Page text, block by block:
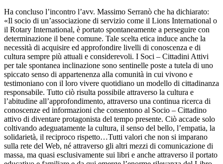
Ha concluso l’incontro l’avv. Massimo Serranò che ha dichiarato:
«Il socio di un’associazione di servizio come il Lions International o
il Rotary International, è portato spontaneamente a perseguire con
determinazione il bene comune. Tale scelta etica induce anche la
necessità di acquisire ed approfondire livelli di conoscenza e di
cultura sempre più attuali e considerevoli. I Soci – Cittadini Attivi
per tale spontanea inclinazione sono sentinelle poste a tutela di uno
spiccato senso di appartenenza alla comunità in cui vivono e
testimoniano con il loro vivere quotidiano un modello di cittadinanza
responsabile. Tutto ciò risulta possibile attraverso la cultura e
l’abitudine all’approfondimento, attraverso una continua ricerca di
conoscenze ed informazioni che consentono al Socio – Cittadino
attivo di diventare protagonista del tempo presente. Ciò accade solo
coltivando adeguatamente la cultura, il senso del bello, l’empatia, la
solidarietà, il reciproco rispetto…Tutti valori che non si imparano
sulla rete del Web, né attraverso gli altri mezzi di comunicazione di
massa, ma quasi esclusivamente sui libri e anche attraverso il portato